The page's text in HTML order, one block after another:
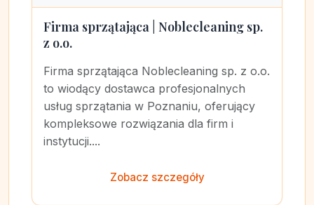
Firma sprzątająca | Noblecleaning sp.
z o.o.
Firma sprzątająca Noblecleaning sp. z o.o.
to wiodący dostawca profesjonalnych
usług sprzątania w Poznaniu, oferujący
kompleksowe rozwiązania dla firm i
instytucji....
Zobacz szczegóły